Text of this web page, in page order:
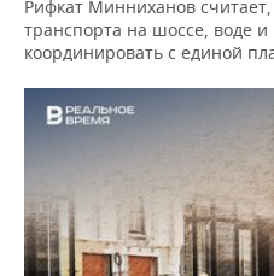
Рифкат Минниханов
транспорта на шоссе, воде и
координировать с единой